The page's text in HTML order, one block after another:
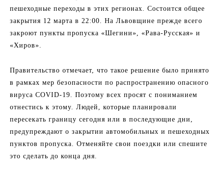
пешеходные переходы в этих регионах. Состоится общее
закрытия 12 марта в 22:00. На Львовщине прежде всего
закроют пункты пропуска «Шегини», «Рава-Русская» и
«Хиров».
Правительство отмечает, что такое решение было принято
в рамках мер безопасности по распространению опасного
вируса COVID-19. Поэтому всех просят с пониманием
отнестись к этому. Людей, которые планировали
пересекать границу сегодня или в последующие дни,
предупреждают о закрытии автомобильных и пешеходных
пунктов пропуска. Отменяйте свои поездки или спешите
это сделать до конца дня.